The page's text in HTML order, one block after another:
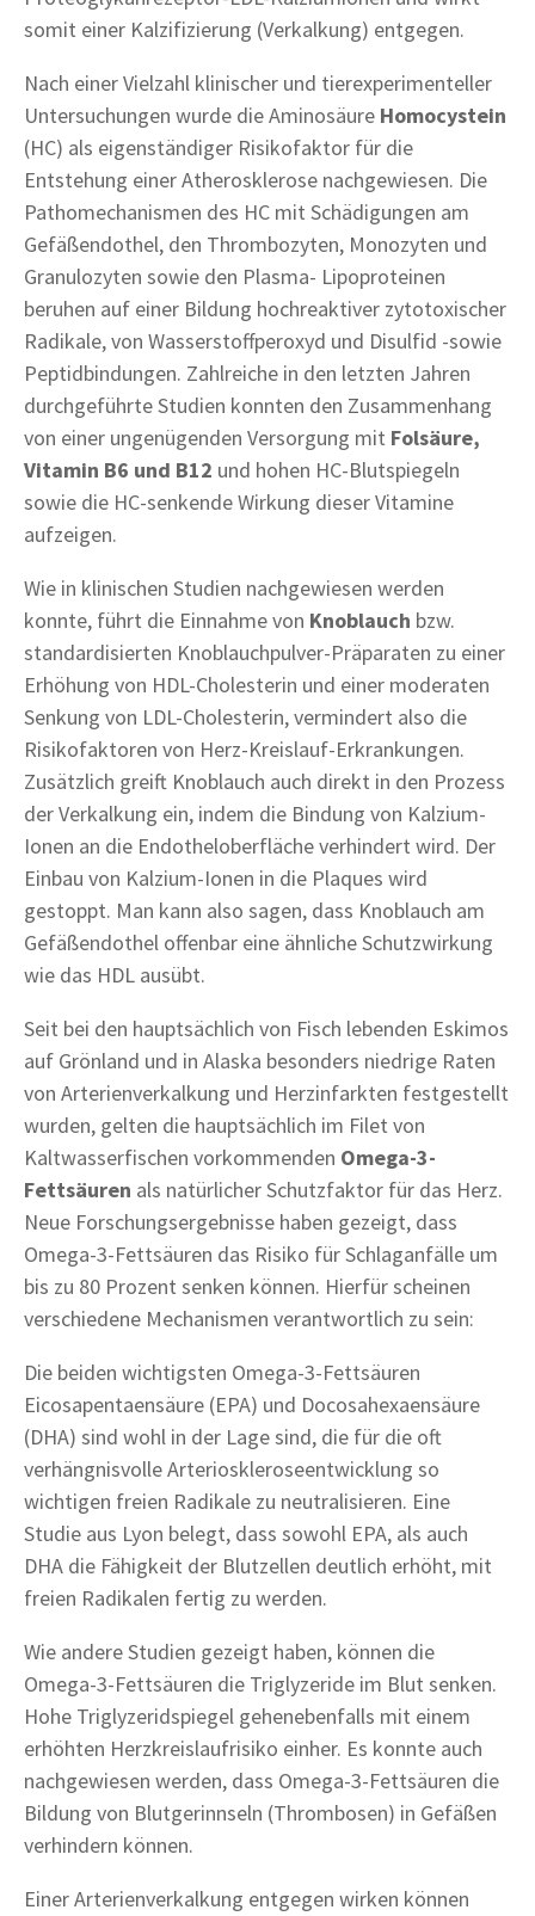
somit einer Kalzifizierung (Verkalkung) entgegen.
Nach einer Vielzahl klinischer und tierexperimenteller
Untersuchungen wurde die Aminosäure Homocystein
(HC) als eigenständiger Risikofaktor für die
Entstehung einer Atherosklerose nachgewiesen. Die
Pathomechanismen des HC mit Schädigungen am
Gefäßendothel, den Thrombozyten, Monozyten und
Granulozyten sowie den Plasma- Lipoproteinen
beruhen auf einer Bildung hochreaktiver zytotoxischer
Radikale, von Wasserstoffperoxyd und Disulfid -sowie
Peptidbindungen. Zahlreiche in den letzten Jahren
durchgeführte Studien konnten den Zusammenhang
von einer ungenügenden Versorgung mit Folsäure,
Vitamin B6 und B12 und hohen HC-Blutspiegeln
sowie die HC-senkende Wirkung dieser Vitamine
aufzeigen.
Wie in klinischen Studien nachgewiesen werden
konnte, führt die Einnahme von Knoblauch bzw.
standardisierten Knoblauchpulver-Präparaten zu einer
Erhöhung von HDL-Cholesterin und einer moderaten
Senkung von LDL-Cholesterin, vermindert also die
Risikofaktoren von Herz-Kreislauf-Erkrankungen.
Zusätzlich greift Knoblauch auch direkt in den Prozess
der Verkalkung ein, indem die Bindung von Kalzium-
Ionen an die Endotheloberfläche verhindert wird. Der
Einbau von Kalzium-Ionen in die Plaques wird
gestoppt. Man kann also sagen, dass Knoblauch am
Gefäßendothel offenbar eine ähnliche Schutzwirkung
wie das HDL ausübt.
Seit bei den hauptsächlich von Fisch lebenden Eskimos
auf Grönland und in Alaska besonders niedrige Raten
von Arterienverkalkung und Herzinfarkten festgestellt
wurden, gelten die hauptsächlich im Filet von
Kaltwasserfischen vorkommenden Omega-3-
Fettsäuren als natürlicher Schutzfaktor für das Herz.
Neue Forschungsergebnisse haben gezeigt, dass
Omega-3-Fettsäuren das Risiko für Schlaganfälle um
bis zu 80 Prozent senken können. Hierfür scheinen
verschiedene Mechanismen verantwortlich zu sein:
Die beiden wichtigsten Omega-3-Fettsäuren
Eicosapentaensäure (EPA) und Docosahexaensäure
(DHA) sind wohl in der Lage sind, die für die oft
verhängnisvolle Arterioskleroseentwicklung so
wichtigen freien Radikale zu neutralisieren. Eine
Studie aus Lyon belegt, dass sowohl EPA, als auch
DHA die Fähigkeit der Blutzellen deutlich erhöht, mit
freien Radikalen fertig zu werden.
Wie andere Studien gezeigt haben, können die
Omega-3-Fettsäuren die Triglyzeride im Blut senken.
Hohe Triglyzeridspiegel gehenebenfalls mit einem
erhöhten Herzkreislaufrisiko einher. Es konnte auch
nachgewiesen werden, dass Omega-3-Fettsäuren die
Bildung von Blutgerinnseln (Thrombosen) in Gefäßen
verhindern können.
Einer Arterienverkalkung entgegen wirken können